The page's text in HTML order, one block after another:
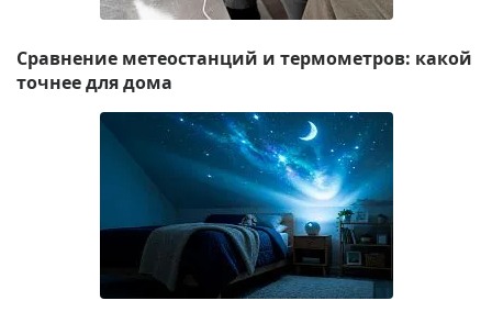
Сравнение метеостанций и термометров: какой
точнее для дома